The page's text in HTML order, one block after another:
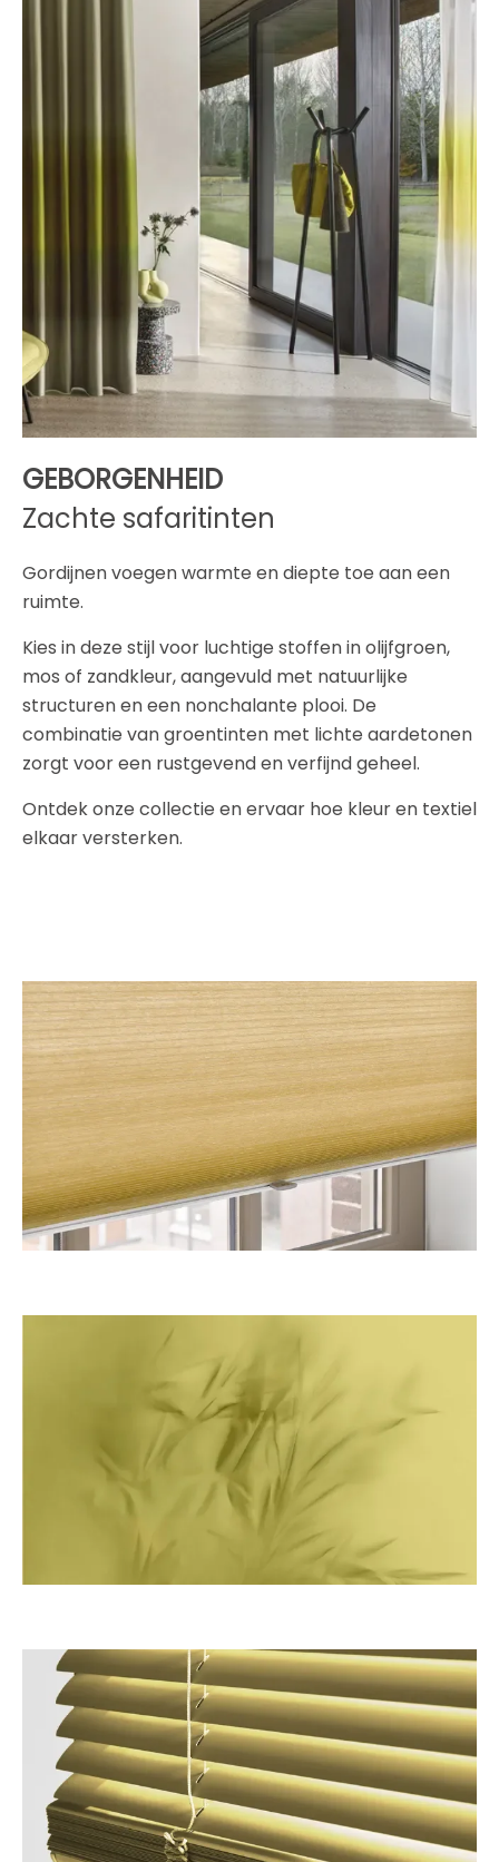
GEBORGENHEID
Zachte safaritinten
Gordijnen voegen warmte en diepte toe aan een
ruimte.
Kies in deze stijl voor luchtige stoffen in olijfgroen,
mos of zandkleur, aangevuld met natuurlijke
structuren en een nonchalante plooi. De
combinatie van groentinten met lichte aardetonen
zorgt voor een rustgevend en verfijnd geheel.
Ontdek onze collectie en ervaar hoe kleur en textiel
elkaar versterken.